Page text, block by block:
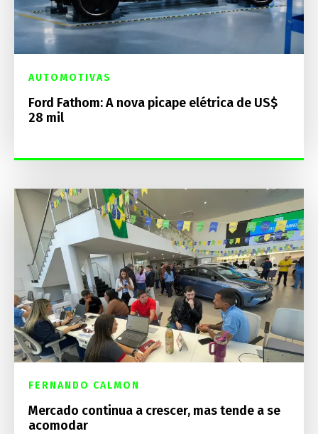
AUTOMOTIVAS
Ford Fathom: A nova picape elétrica de US$
28 mil
FERNANDO CALMON
Mercado continua a crescer, mas tende a se
acomodar